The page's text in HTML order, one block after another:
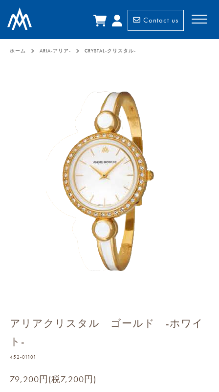
Contact us
ホーム ARIA-アリア- CRYSTAL-クリスタル-
アリアクリスタル ゴールド -ホワイ
ト-
452-01101
79,200円(税7,200円)